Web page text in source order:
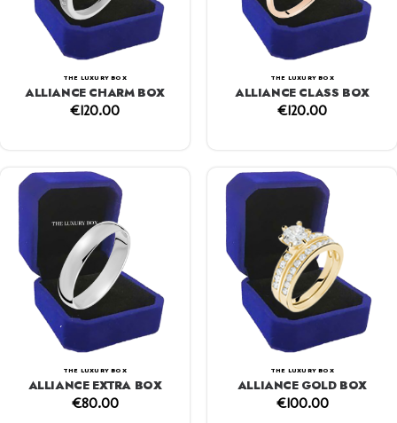
THE LUXURY BOX
ALLIANCE CHARM BOX
€120.00
THE LUXURY BOX
ALLIANCE CLASS BOX
€120.00
THE LUXURY BOX
ALLIANCE EXTRA BOX
€80.00
THE LUXURY BOX
ALLIANCE GOLD BOX
€100.00